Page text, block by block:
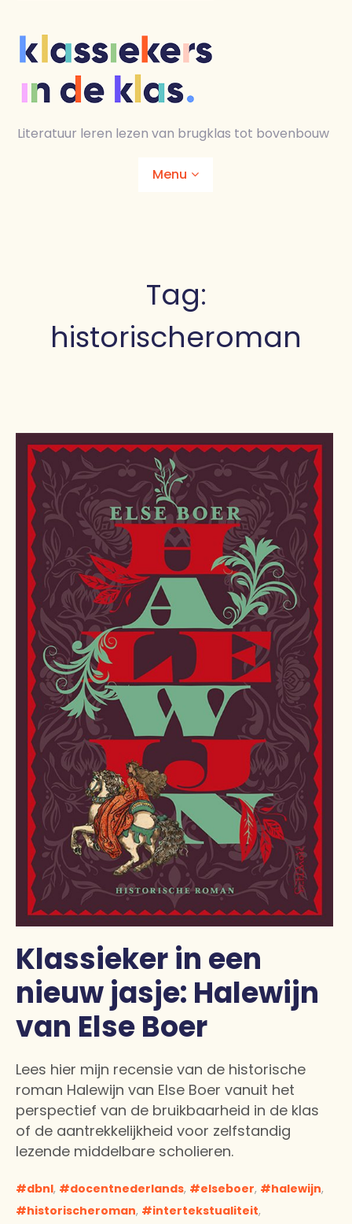
content
Literatuur leren lezen van brugklas tot bovenbouw
Menu
Tag:
historischeroman
Klassieker in een
nieuw jasje: Halewijn
van Else Boer
Lees hier mijn recensie van de historische
roman Halewijn van Else Boer vanuit het
perspectief van de bruikbaarheid in de klas
of de aantrekkelijkheid voor zelfstandig
lezende middelbare scholieren.
dbnl, docentnederlands, elseboer, halewijn,
historischeroman, intertekstualiteit,